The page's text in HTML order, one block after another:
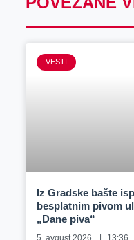
VESTI
Iz Gradske bašte
besplatnim pivom
„Dane piva“
5. avgust 2026. 13:36